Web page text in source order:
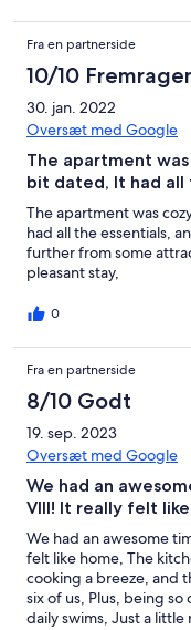
Fra en partnerside
10/10
30. jan. 2022
Oversæt med Google
The apartment
bit dated, It had all
The apartment was
had all the essentials,
further from some
pleasant stay,
0
Fra en partnerside
8/10 Godt
19. sep. 2023
Oversæt med Google
We had an
VIII! It really felt like
We had an awesome
felt like home, The
cooking a breeze, and
six of us, Plus, being
daily swims, Just a